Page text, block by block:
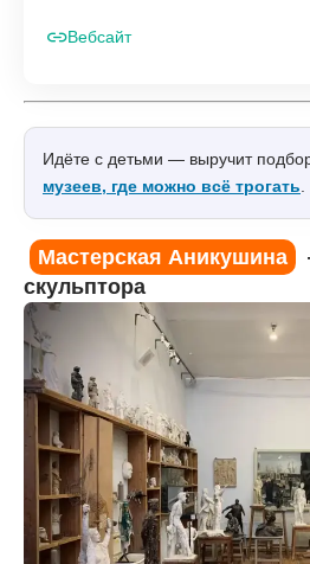
Вебсайт
Идёте с детьми — выручит
музеев, где можно всё трогать.
Мастерская Аникушина
скульптора